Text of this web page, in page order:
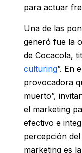
para actuar
Una de las
generó fue la
de Cocacola,
culturing”. En
provocadora
muerto”,
el marketing
efectivo e
percepción
marketing es